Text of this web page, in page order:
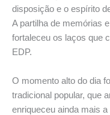
disposição e o espírito
A partilha de memórias
fortaleceu os laços que
EDP.
O momento alto do dia
tradicional popular, que
enriqueceu ainda mais